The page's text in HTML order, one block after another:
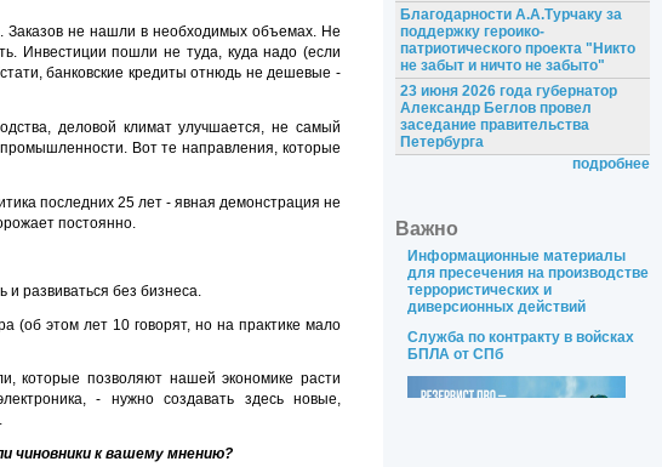
не нашли в необходимых объемах. Не
Инвестиции пошли не туда, куда надо (если
банковские кредиты отнюдь не дешевые -
деловой климат улучшается, не самый
Вот те направления, которые
последних 25 лет - явная демонстрация не
постоянно.
развиваться без бизнеса.
(об этом лет 10 говорят, но на практике мало
которые позволяют нашей экономике расти
- нужно создавать здесь новые,
чиновники к вашему мнению?
Благодарности А.А.Турчаку за
поддержку героико-
патриотического проекта "Никто
не забыт и ничто не забыто"
23 июня 2026 года губернатор
Александр Беглов провел
заседание правительства
Петербурга
подробнее
Важно
Информационные материалы
для пресечения на производстве
террористических и
диверсионных действий
Служба по контракту в войсках
БПЛА от СПб